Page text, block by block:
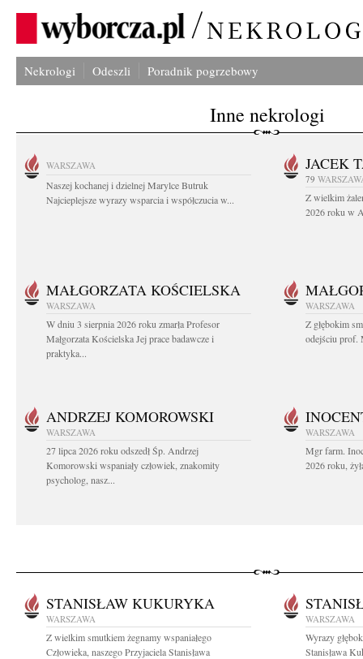
Nekrologi Odeszli Poradnik pogrzebowy
Inne nekrologi
WARSZAWA
Naszej kochanej i dzielnej Marylce Butruk
Najcieplejsze wyrazy wsparcia i współczucia w...
JACEK
79
Z wielkim
2026 roku w
MAŁGORZATA KOŚCIELSKA
WARSZAWA
W dniu 3 sierpnia 2026 roku zmarła Profesor
Małgorzata Kościelska Jej prace badawcze i
praktyka...
WARSZAWA
Z głębokim
odejściu prof.
ANDRZEJ KOMOROWSKI
WARSZAWA
27 lipca 2026 roku odszedł Śp. Andrzej
Komorowski wspaniały człowiek, znakomity
psycholog, nasz...
WARSZAWA
Mgr farm.
2026 roku,
STANISŁAW KUKURYKA
WARSZAWA
Z wielkim smutkiem żegnamy wspaniałego
Człowieka, naszego Przyjaciela Stanisława
WARSZAWA
Wyrazy
Stanisława